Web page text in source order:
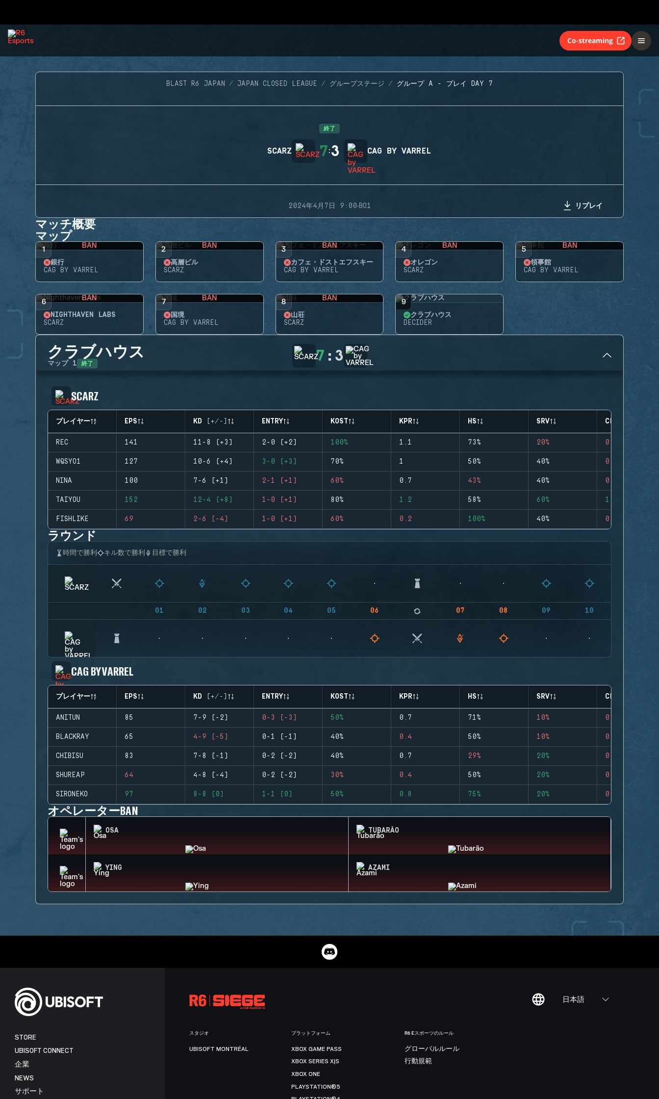
Co-streaming
BLAST R6 JAPAN JAPAN CLOSED LEAGUE グループステージ グループ A - プレイ DAY 7
終了
SCARZ 7:3 CAG BY VARREL
2024年4月7日 9:00·BO1 リプレイ
マッチ概要
マップ
1 BAN
銀行
CAG BY VARREL
2 BAN
高層ビル
SCARZ
3 BAN
カフェ・ドストエフスキー
CAG BY VARREL
4 BAN
オレゴン
SCARZ
5 BAN
領事館
CAG BY VARREL
6 BAN
NIGHTHAVEN LABS
SCARZ
7 BAN
国境
CAG BY VARREL
8 BAN
山荘
SCARZ
9
クラブハウス
DECIDER
クラブハウス
マップ 1 終了 7 : 3
SCARZ
プレイヤー EPS KD (+/-) ENTRY KOST KPR HS SRV CLUTCHES
REC 141 11-8 (+3) 2-0 (+2) 100% 1.1 73% 20% 0
WQSYO1 127 10-6 (+4) 3-0 (+3) 70% 1 50% 40% 0
NINA 100 7-6 (+1) 2-1 (+1) 60% 0.7 43% 40% 0
TAIYOU 152 12-4 (+8) 1-0 (+1) 80% 1.2 58% 60% 1
FISHLIKE 69 2-6 (-4) 1-0 (+1) 60% 0.2 100% 40% 0
ラウンド
時間で勝利 キル数で勝利 目標で勝利
01 02 03 04 05 06 07 08 09 10
CAG BY VARREL
プレイヤー EPS KD (+/-) ENTRY KOST KPR HS SRV CLUTCHES
ANITUN 85 7-9 (-2) 0-3 (-3) 50% 0.7 71% 10% 0
BLACKRAY 65 4-9 (-5) 0-1 (-1) 40% 0.4 50% 10% 0
CHIBISU 83 7-8 (-1) 0-2 (-2) 40% 0.7 29% 20% 0
SHUREAP 64 4-8 (-4) 0-2 (-2) 30% 0.4 50% 20% 0
SIRONEKO 97 8-8 (0) 1-1 (0) 50% 0.8 75% 20% 0
オペレーターBAN
OSA TUBARÃO
YING AZAMI
日本語
STORE
UBISOFT CONNECT
企業
NEWS
サポート
スタジオ
UBISOFT MONTRÉAL
プラットフォーム
XBOX GAME PASS
XBOX SERIES X|S
XBOX ONE
PLAYSTATION®5
R6 Eスポーツのルール
グローバルルール
行動規範